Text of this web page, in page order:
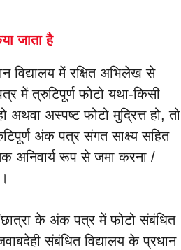
जाता है
विद्यालय में रक्षित अभिलेख से
में त्रुटिपूर्ण फोटो यथा-किसी
अथवा अस्पष्ट फोटो मुद्रित्त हो, तो
अंक पत्र संगत साक्ष्य सहित
अनिवार्य रूप से जमा करना /
छात्रा के अंक पत्र में फोटो संबंधित
संबंधित विद्यालय के प्रधान